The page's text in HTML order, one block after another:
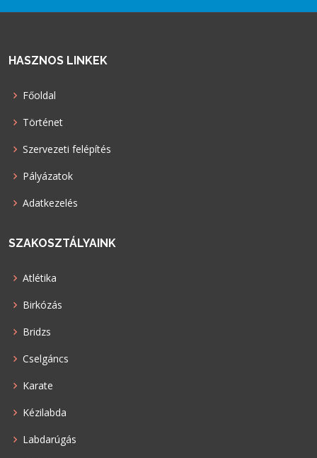
HASZNOS LINKEK
Főoldal
Történet
Szervezeti felépítés
Pályázatok
Adatkezelés
SZAKOSZTÁLYAINK
Atlétika
Birkózás
Bridzs
Cselgáncs
Karate
Kézilabda
Labdarúgás